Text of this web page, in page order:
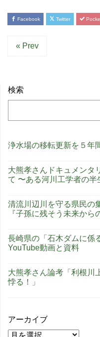
Facebook Twitter
« Prev
検索
浄水場の移転更新を５
大熊孝さんドキュメン
て 〜ある河川工学者の半
清流川辺川を守る県民の
『子孫に残そう未来か
長崎県の「石木ダムに係
YouTube動画と資料
大熊孝さん論考「利根川
悖る！」
アーカイブ